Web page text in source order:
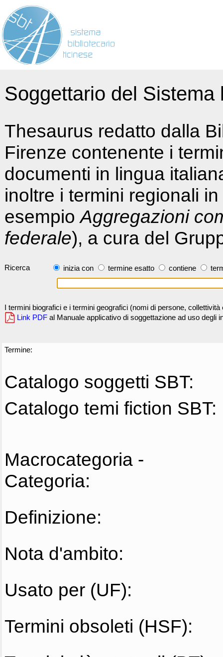
Soggettario del
Thesaurus redatto dalla
Firenze contenente i
documenti in lingua
inoltre i termini regionali
esempioAggregazioni
federale), a cura del
Ricerca inizia con termine esatto contiene
I termini biografici e i termini geografici (nomi di persone,
Link PDF al Manuale applicativo di soggettazione ad uso degli
Termine:
Catalogo soggetti SBT:
Catalogo temi fiction SBT:
Macrocategoria -
Categoria:
Definizione:
Nota d'ambito:
Usato per (UF):
Termini obsoleti (HSF):